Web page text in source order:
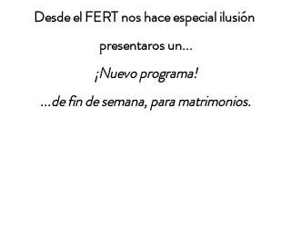
Desde el FERT nos hace especial ilusión
presentaros un...
¡Nuevo programa!
...de fin de semana, para matrimonios.